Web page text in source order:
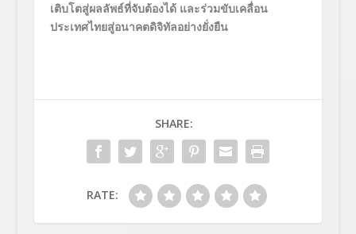
เติบโตสู่ผลลัพธ์ที่จับต้องได้ และร่วมขับเคลื่อน
ประเทศไทยสู่อนาคตดิจิทัลอย่างยั่งยืน
SHARE:
RATE: